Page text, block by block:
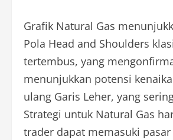
Grafik Natural Gas
Pola Head and Shoulders
tertembus, yang
menunjukkan potensi
ulang Garis Leher, yang
Strategi untuk Natural Gas
trader dapat memasuki